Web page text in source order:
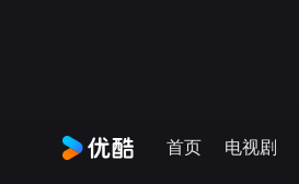
首页 电视剧